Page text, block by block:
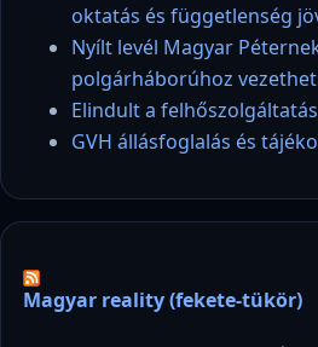
oktatás és függetlenség
Nyílt levél Magyar
polgárháborúhoz
Elindult a
GVH állásfoglalás és
Magyar reality (fekete-tükör)